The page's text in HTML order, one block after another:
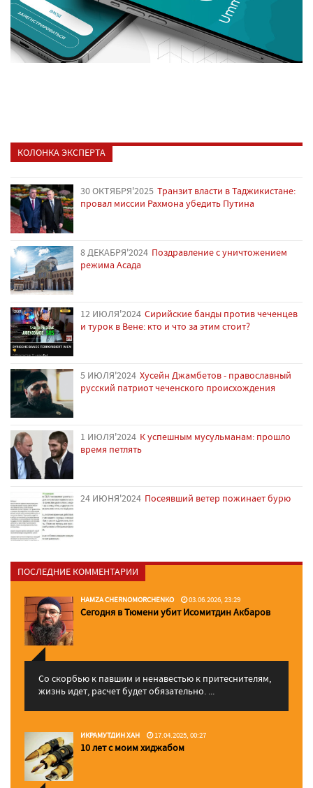
КОЛОНКА ЭКСПЕРТА
30 ОКТЯБРЯ'2025 Транзит власти в Таджикистане:
провал миссии Рахмона убедить Путина
8 ДЕКАБРЯ'2024 Поздравление с уничтожением
режима Асада
12 ИЮЛЯ'2024 Сирийские банды против чеченцев
и турок в Вене: кто и что за этим стоит?
5 ИЮЛЯ'2024 Хусейн Джамбетов - православный
русский патриот чеченского происхождения
1 ИЮЛЯ'2024 К успешным мусульманам: прошло
время петлять
24 ИЮНЯ'2024 Посеявший ветер пожинает бурю
ПОСЛЕДНИЕ КОММЕНТАРИИ
HAMZA CHERNOMORCHENKO 03.06.2026, 23:29
Сегодня в Тюмени убит Исомитдин Акбаров
Со скорбью к павшим и ненавестью к притеснителям,
жизнь идет, расчет будет обязательно. ...
ИКРАМУТДИН ХАН 17.04.2025, 00:27
10 лет с моим хиджабом